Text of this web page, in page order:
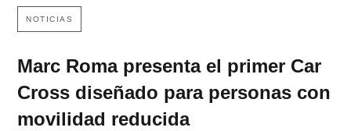
NOTICIAS
Marc Roma presenta el primer Car
Cross diseñado para personas con
movilidad reducida